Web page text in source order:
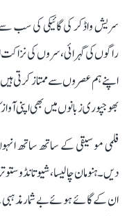
سریش واڈکر کی گائیکی کی سب
راگوں کی گہرائی، سروں کی
اپنے ہم عصروں سے ممتاز کرتی
بھوجپوری زبانوں میں بھی اپنی آواز
فلمی موسیقی کے ساتھ ساتھ
دیں۔ ہنومان چالیسا، شیو تانڈو
ان کے گائے ہوئے بے شمار